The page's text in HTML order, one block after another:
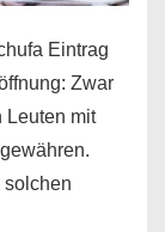
Eintrag
Zwar
Leuten mit
solchen